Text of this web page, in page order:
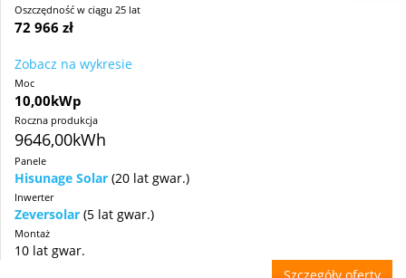
Oszczędność w ciągu 25 lat
72 966 zł
Zobacz na wykresie
Moc
10,00kWp
Roczna produkcja
9646,00kWh
Panele
Hisunage Solar (20 lat gwar.)
Inwerter
Zeversolar (5 lat gwar.)
Montaż
10 lat gwar.